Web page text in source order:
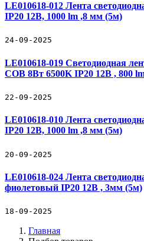
LE010618-012 Лента
IP20 12В, 1000 lm ,8 мм (5м)
24-09-2025
LE010618-019 Светодиодная
COB 8Вт 6500K IP20 12В , 800
22-09-2025
LE010618-010 Лента
IP20 12В, 1000 lm ,8 мм (5м)
20-09-2025
LE010618-024 Лента
фиолетовый IP20 12В , 3мм (5м)
18-09-2025
Главная